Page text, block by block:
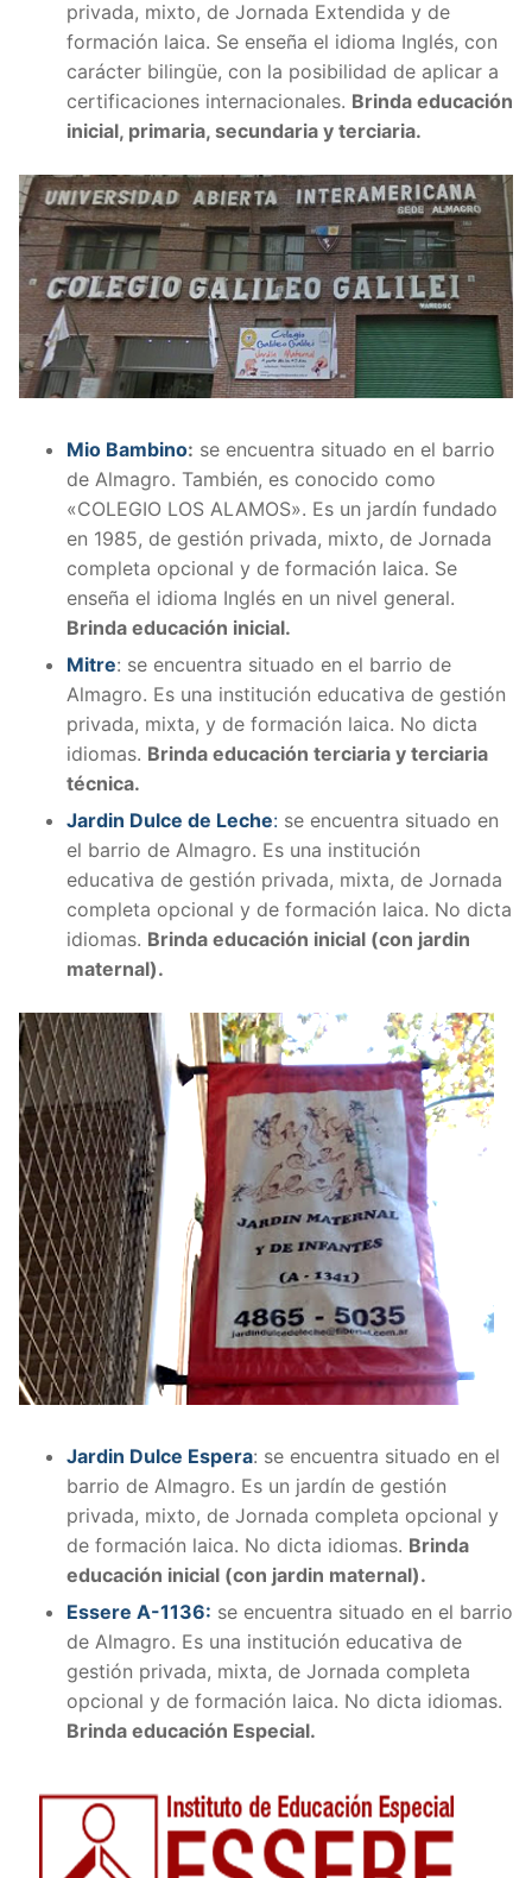
privada, mixto, de Jornada Extendida y de
formación laica. Se enseña el idioma Inglés, con
carácter bilingüe, con la posibilidad de aplicar a
certificaciones internacionales. Brinda educación
inicial, primaria, secundaria y terciaria.
Mio Bambino: se encuentra situado en el barrio
de Almagro. También, es conocido como
«COLEGIO LOS ALAMOS». Es un jardín fundado
en 1985, de gestión privada, mixto, de Jornada
completa opcional y de formación laica. Se
enseña el idioma Inglés en un nivel general.
Brinda educación inicial.
Mitre: se encuentra situado en el barrio de
Almagro. Es una institución educativa de gestión
privada, mixta, y de formación laica. No dicta
idiomas. Brinda educación terciaria y terciaria
técnica.
Jardin Dulce de Leche: se encuentra situado en
el barrio de Almagro. Es una institución
educativa de gestión privada, mixta, de Jornada
completa opcional y de formación laica. No dicta
idiomas. Brinda educación inicial (con jardin
maternal).
Jardin Dulce Espera: se encuentra situado en el
barrio de Almagro. Es un jardín de gestión
privada, mixto, de Jornada completa opcional y
de formación laica. No dicta idiomas. Brinda
educación inicial (con jardin maternal).
Essere A-1136: se encuentra situado en el barrio
de Almagro. Es una institución educativa de
gestión privada, mixta, de Jornada completa
opcional y de formación laica. No dicta idiomas.
Brinda educación Especial.